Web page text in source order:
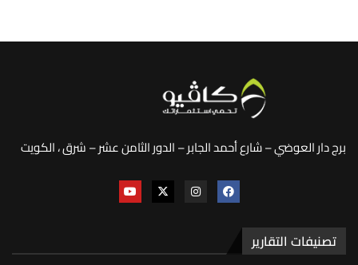
برج دار العوضي – شارع أحمد الجابر – الدور الثامن عشر – شرق ، الكويت
تصنيفات التقارير